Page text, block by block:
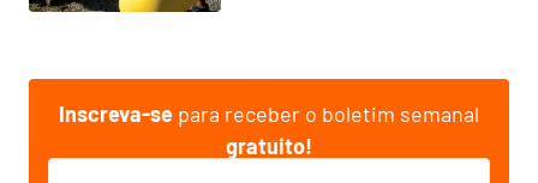
Inscreva-se para receber o boletim semanal
gratuito!